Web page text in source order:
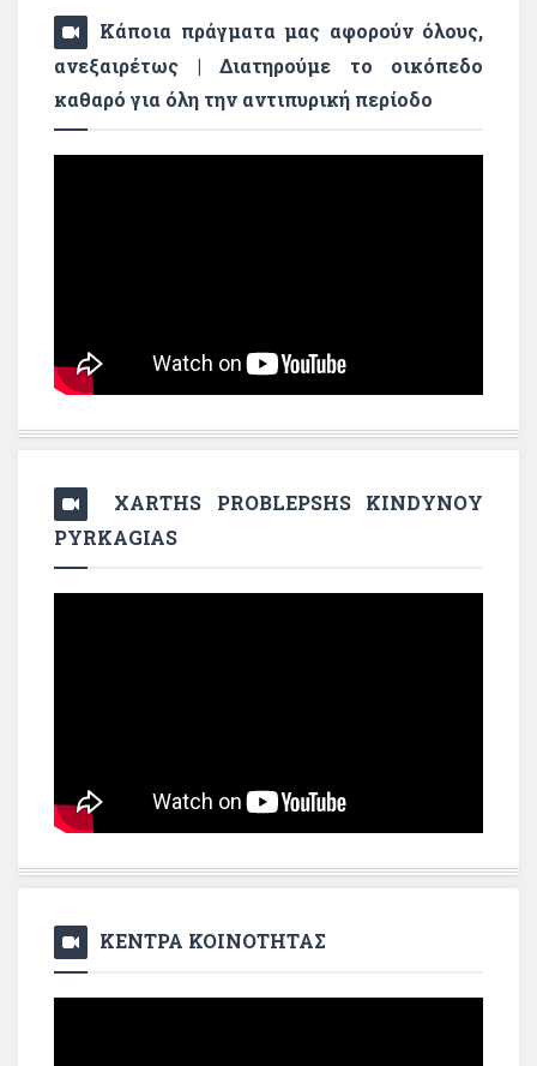
Κάποια πράγματα μας αφορούν όλους,
ανεξαιρέτως | Διατηρούμε το οικόπεδο
καθαρό για όλη την αντιπυρική περίοδο
XARTHS PROBLEPSHS KINDYNOY
PYRKAGIAS
ΚΕΝΤΡΑ ΚΟΙΝΟΤΗΤΑΣ